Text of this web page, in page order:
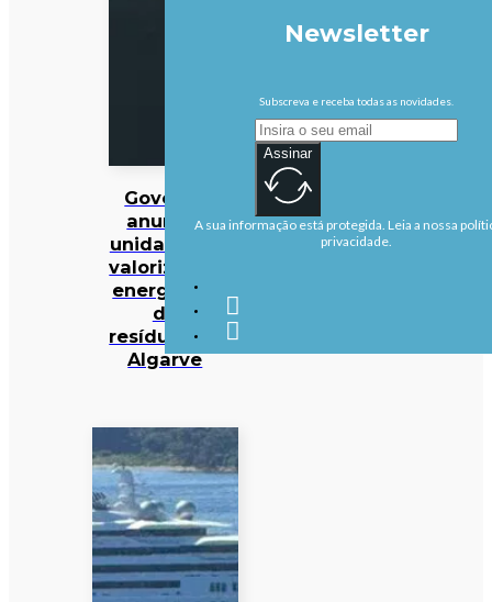
Governo
anuncia
unidade de
valorização
energética
de
resíduos no
Algarve
Newsletter
Subscreva e receba todas as novidades.
Assinar
A sua informação está protegida. Leia a nossa
privacidade.